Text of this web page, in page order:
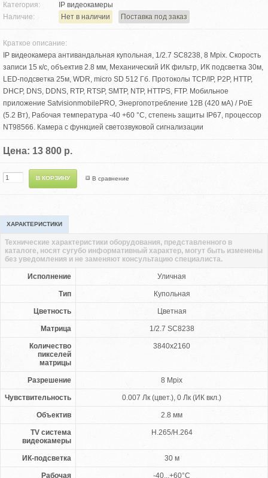
Категория:
IP видеокамеры
Наличие:
Нет в наличии Поставка под заказ
Краткое описание:
IP видеокамера антивандальная купольная, 1/2.7 SC8238, 8 Mpix. Скорость
записи 15 к/с, объектив 2.8 мм, Механический ИК фильтр, ИК подсветка 30м,
LED-подсветка 25м, WDR, micro SD 512 Гб. Протоколы TCP/IP, P2P, HTTP,
DHCP, DNS, DDNS, RTP, RTSP, SMTP, NTP, HTTPS, FTP. Мобильное
приложение SatvisionmobilePRO, Энергопотребление 12В (420 мА) / PoE
(5.2 Вт), Рабочая температура -40 +60 °С, степень защиты IP67, процессор
NT98566. Камера с функцией светозвуковой сигнализации
Цена: 13 800 р.
В сравнение
ХАРАКТЕРИСТИКИ
Исполнение Уличная
Тип Купольная
Цветность Цветная
Матрица 1/2.7 SC8238
Количество
пикселей
матрицы
3840x2160
Разрешение 8 Mpix
Чувствительность 0.007 Лк (цвет.), 0 Лк (ИК вкл.)
Объектив 2.8 мм
TV система
видеокамеры
H.265/H.264
ИК-подсветка 30 м
Рабочая
-40...+60°C
Технические характеристики оборудования, представленного в
каталоге, носят сугубо информативный характер, могут быть изменены
без уведомления и не заменяют консультацию специалиста.